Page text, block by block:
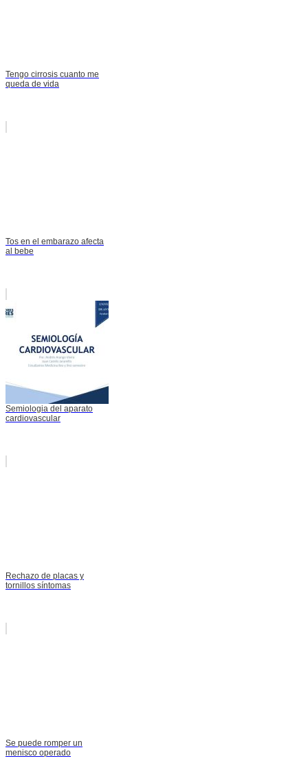
Tengo cirrosis cuanto me
queda de vida
Tos en el embarazo afecta
al bebe
Semiologia del aparato
cardiovascular
Rechazo de placas y
tornillos síntomas
Se puede romper un
menisco operado